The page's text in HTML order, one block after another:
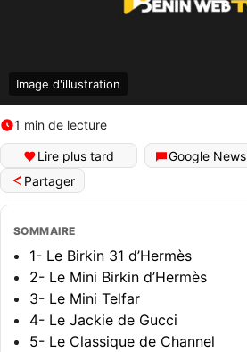
Image d'illustration
1 min de lecture
Lire plus tard Google News
Partager
SOMMAIRE
1- Le Birkin 31 d’Hermès
2- Le Mini Birkin d’Hermès
3- Le Mini Telfar
4- Le Jackie de Gucci
5- Le Classique de Channel